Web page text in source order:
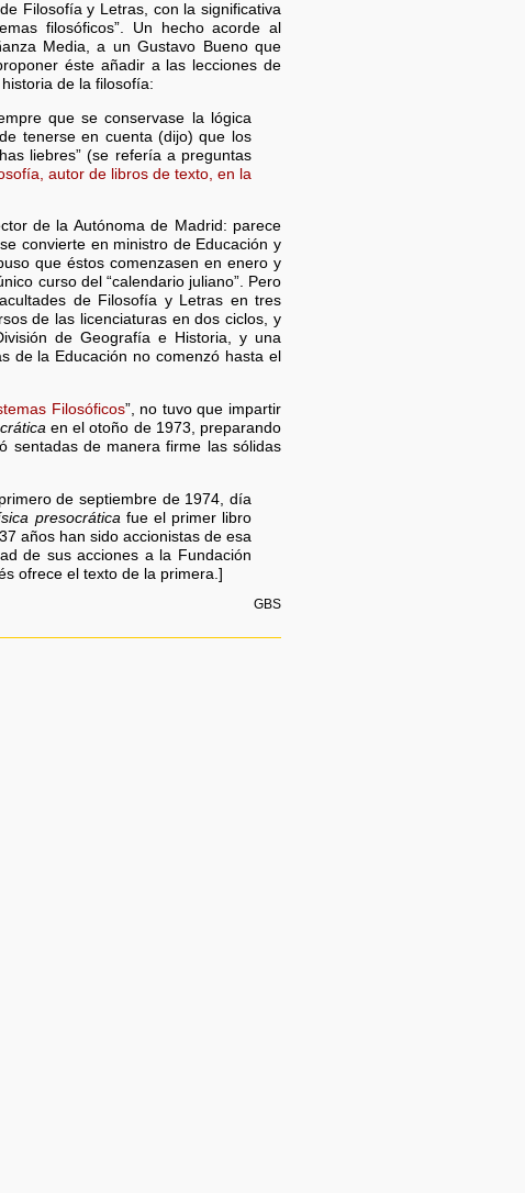
Filosofía y Letras, con la significativa
filosóficos”. Un hecho acorde al
Media, a un Gustavo Bueno que
éste añadir a las lecciones de
de la filosofía:
que se conservase la lógica
tenerse en cuenta (dijo) que los
liebres” (se refería a preguntas
autor de libros de texto, en la
de la Autónoma de Madrid: parece
convierte en ministro de Educación y
que éstos comenzasen en enero y
curso del “calendario juliano”. Pero
de Filosofía y Letras en tres
de las licenciaturas en dos ciclos, y
de Geografía e Historia, y una
de la Educación no comenzó hasta el
Filosóficos”, no tuvo que impartir
en el otoño de 1973, preparando
sentadas de manera firme las sólidas
de septiembre de 1974, día
presocrática fue el primer libro
años han sido accionistas de esa
de sus acciones a la Fundación
ofrece el texto de la primera.]
GBS